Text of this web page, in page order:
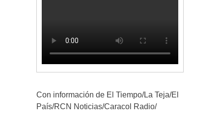
Con información de El Tiempo/La Teja/El
País/RCN Noticias/Caracol Radio/